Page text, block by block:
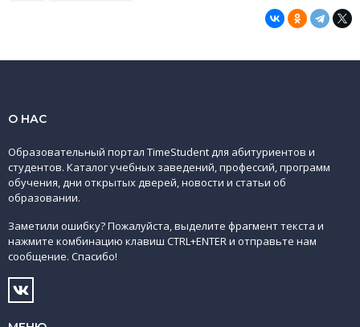
О НАС
Образовательный портал TimeStudent для абитуриентов и
студентов. Каталог учебных заведений, профессий, программ
обучения, дни открытых дверей, новости и статьи об
образовании.
Заметили ошибку? Пожалуйста, выделите фрагмент текста и
нажмите комбинацию клавиш CTRL+ENTER и отправьте нам
сообщение. Спасибо!